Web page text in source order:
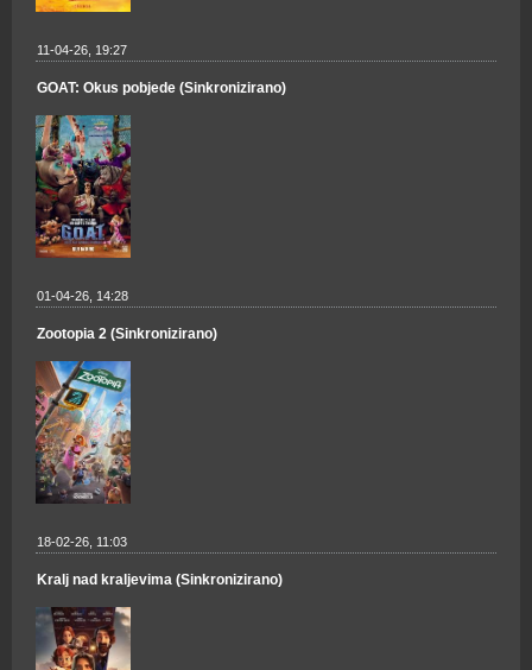
11-04-26, 19:27
GOAT: Okus pobjede (Sinkronizirano)
01-04-26, 14:28
Zootopia 2 (Sinkronizirano)
18-02-26, 11:03
Kralj nad kraljevima (Sinkronizirano)